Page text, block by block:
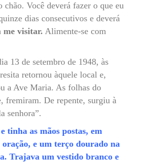
Você deverá fazer o que eu
dias consecutivos e deverá
me visitar. Alimente-se com
13 de setembro de 1948, às
retornou àquele local e,
a Ave Maria. As folhas do
fremiram. De repente, surgiu à
senhora”.
tinha as mãos postas, em
oração, e um terço dourado na
Trajava um vestido branco e